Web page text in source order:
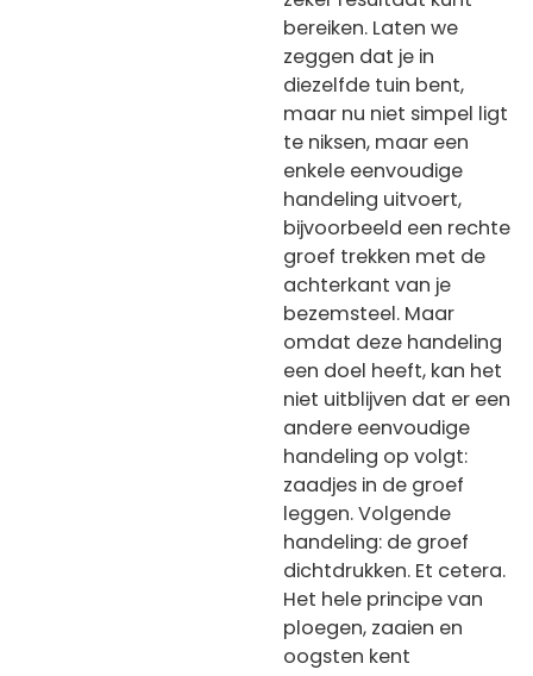
bereiken. Laten we
zeggen dat je in
diezelfde tuin bent,
maar nu niet simpel ligt
te niksen, maar een
enkele eenvoudige
handeling uitvoert,
bijvoorbeeld een rechte
groef trekken met de
achterkant van je
bezemsteel. Maar
omdat deze handeling
een doel heeft, kan het
niet uitblijven dat er een
andere eenvoudige
handeling op volgt:
zaadjes in de groef
leggen. Volgende
handeling: de groef
dichtdrukken. Et cetera.
Het hele principe van
ploegen, zaaien en
oogsten kent